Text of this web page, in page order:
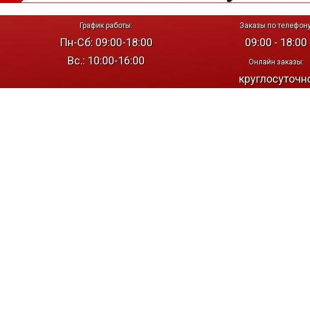
График работы:
Пн-Сб: 09:00-18:00
Вс.: 10:00-16:00
Заказы по
09:00 - 18:00
Онлайн заказы: